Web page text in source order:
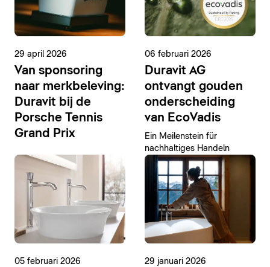
29 april 2026
Van sponsoring
naar merkbeleving:
Duravit bij de
Porsche Tennis
Grand Prix
06 februari 2026
Duravit AG
ontvangt gouden
onderscheiding
van EcoVadis
Ein Meilenstein für
nachhaltiges Handeln
05 februari 2026 29 januari 2026